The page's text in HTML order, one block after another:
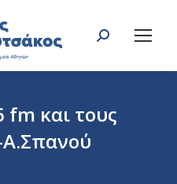
Search:
fm και τους